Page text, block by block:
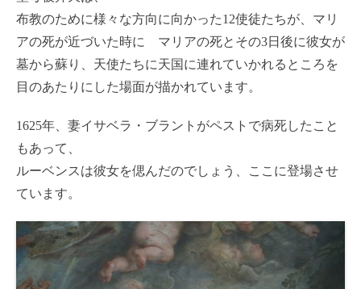
布教のために様々な方向に向かった12使徒たちが、マリ
アの死が近づいた時に マリアの死とその3日後に彼女が
墓から蘇り、天使たちに天国に連れていかれるところを
目のあたりにした場面が描かれています。
1625年、妻イサベラ・ブラントがペストで病死したこと
もあって、
ルーベンスは彼女を偲んだのでしょう、ここに登場させ
ています。